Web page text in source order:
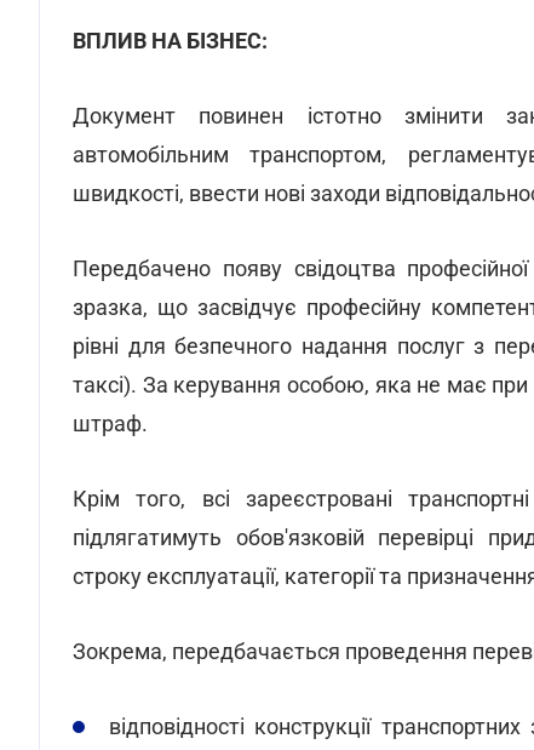
ВПЛИВ НА БІЗНЕС:
Документ повинен істотно змінити
автомобільним транспортом,
швидкості, ввести нові заходи
Передбачено появу свідоцтва
зразка, що засвідчує професійну
рівні для безпечного надання послуг з
таксі). За керування особою, яка не має
штраф.
Крім того, всі зареєстровані
підлягатимуть обов'язковій перевірці
строку експлуатації, категорії та
Зокрема, передбачається проведення
відповідності конструкції